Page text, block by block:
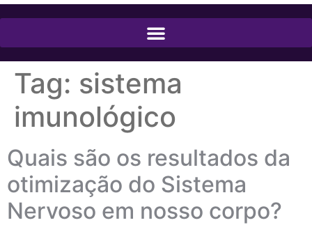
Tag: sistema
imunológico
Quais são os resultados da
otimização do Sistema
Nervoso em nosso corpo?